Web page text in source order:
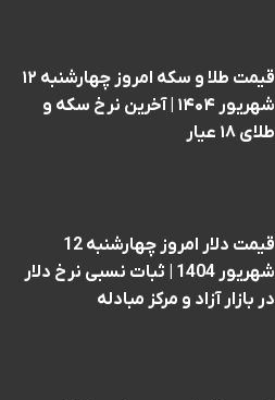
قیمت طلا و سکه امروز چهارشنبه ۱۲
شهریور ۱۴۰۴ | آخرین نرخ سکه و
طلای ۱۸ عیار
قیمت دلار امروز چهارشنبه 12
شهریور 1404 | ثبات نسبی نرخ دلار
در بازار آزاد و مرکز مبادله